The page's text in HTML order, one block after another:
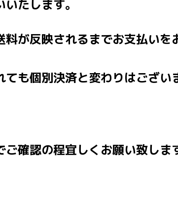
たします。
が反映されるまでお支払いを
も個別決済と変わりはござい
確認の程宜しくお願い致しま